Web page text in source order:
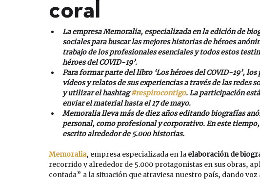
coral
La empresa Memoralia, especializada en la edición de
sociales para buscar las mejores historias de héroes
trabajo de los profesionales esenciales y todos estos
héroes del COVID-19’.
Para formar parte del libro ‘Los héroes del COVID-19’,
vídeos y relatos de sus experiencias a través de las redes
y utilizar el hashtag #respirocontigo. La participación
enviar el material hasta el 17 de mayo.
Memoralia lleva más de diez años editando biografías
personal, como profesional y corporativo. En este
escrito alrededor de 5.000 historias.
Memoralia, empresa especializada en la elaboración de
recorrido y alrededor de 5.000 protagonistas en sus obras,
contada” a la situación que atraviesa nuestro país, dando